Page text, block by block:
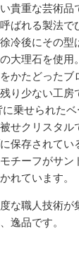
貴重な芸術品
ばれる製法
冷後にその型
大理石を使用
かたどったブ
り少ない工房
乗せられた
せクリスタ
保存されてい
チーフがサ
れています。
な職人技術が
逸品です。